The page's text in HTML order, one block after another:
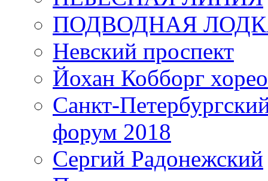
ПОДВОДНАЯ
Невский проспект
Йохан Кобборг
Санкт-
форум 2018
Сергий Радонежский